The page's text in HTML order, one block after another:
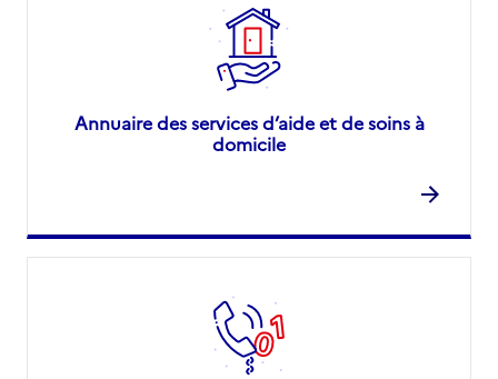
Annuaire des services d’aide et de soins à
domicile